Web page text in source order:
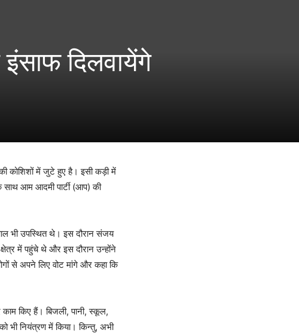
इंसाफ दिलवायेंगे
कोशिशों में जुटे हुए है। इसी कड़ी में
साथ आम आदमी पार्टी (आप) की
भी उपस्थित थे। इस दौरान संजय
में पहुंचे थे और इस दौरान उन्होंने
से अपने लिए वोट मांगे और कहा कि
काम किए हैं। बिजली, पानी, स्कूल,
भी नियंत्रण में किया। किन्तु, अभी